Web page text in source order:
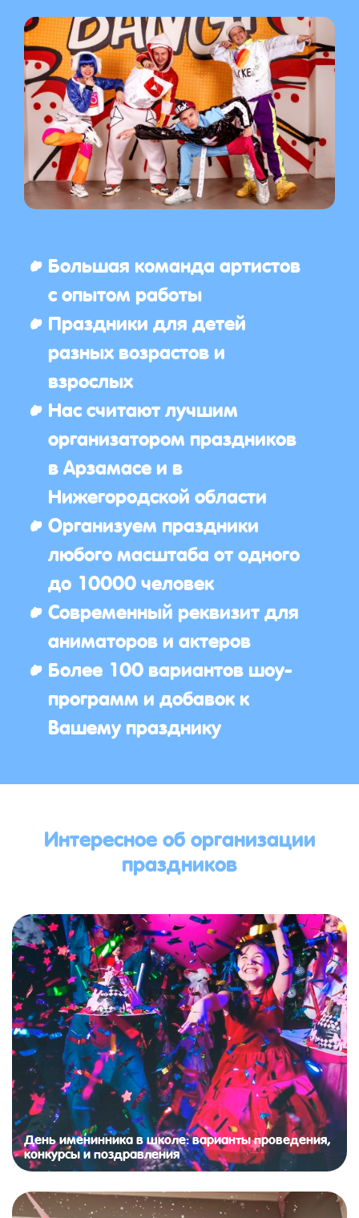
Большая команда артистов
с опытом работы
Праздники для детей
разных возрастов и
взрослых
Нас считают лучшим
организатором праздников
в Арзамасе и в
Нижегородской области
Организуем праздники
любого масштаба от одного
до 10000 человек
Современный реквизит для
аниматоров и актеров
Более 100 вариантов шоу-
программ и добавок к
Вашему празднику
Интересное об организации
праздников
День именинника в школе: варианты проведения,
конкурсы и поздравления